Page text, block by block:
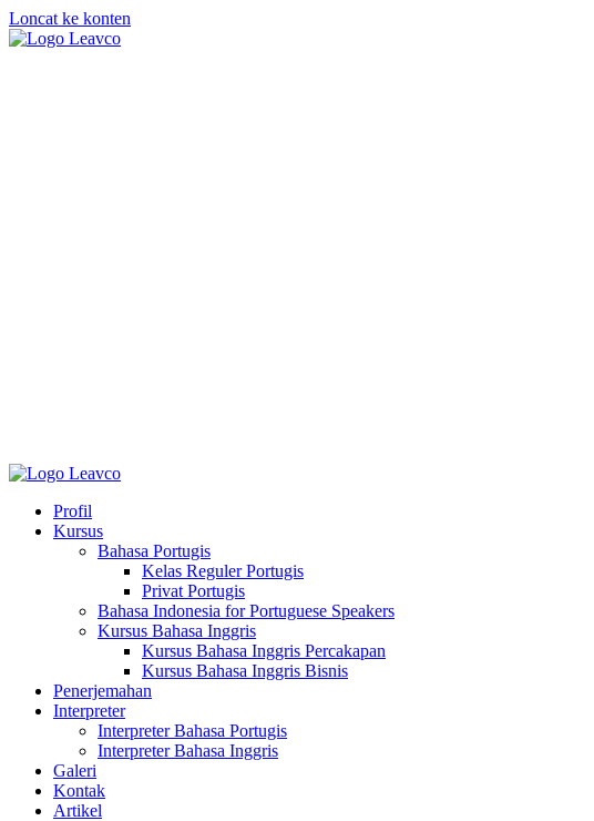
Loncat ke konten
Profil
Kursus
Bahasa Portugis
Kelas Reguler Portugis
Privat Portugis
Bahasa Indonesia for Portuguese Speakers
Kursus Bahasa Inggris
Kursus Bahasa Inggris Percakapan
Kursus Bahasa Inggris Bisnis
Penerjemahan
Interpreter
Interpreter Bahasa Portugis
Interpreter Bahasa Inggris
Galeri
Kontak
Artikel